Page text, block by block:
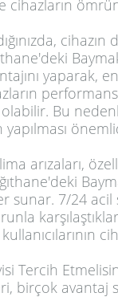
cihazların
yaparak,
Bu
arızaları,
sunar. 7/24 acil
Tercih
birçok avantaj